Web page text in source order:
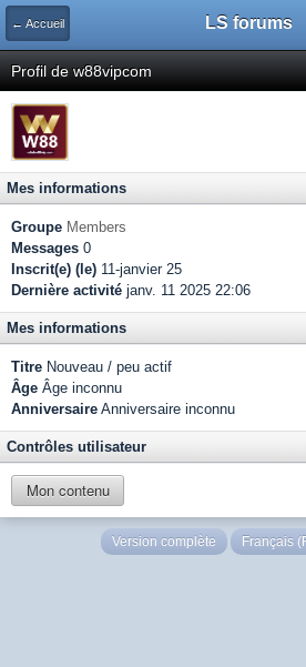
← Accueil LS forums
Profil de w88vipcom
Mes informations
Groupe Members
Messages 0
Inscrit(e) (le) 11-janvier 25
Dernière activité janv. 11 2025 22:06
Mes informations
Titre Nouveau / peu actif
Âge Âge inconnu
Anniversaire Anniversaire inconnu
Contrôles utilisateur
Mon contenu
Version complète Français